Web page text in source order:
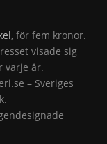
, för fem kronor.
visade sig
varje år.
– Sveriges